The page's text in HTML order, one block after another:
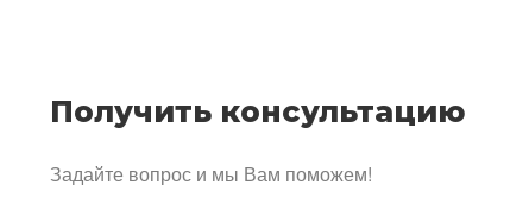
Получить консультацию
Задайте вопрос и мы Вам поможем!